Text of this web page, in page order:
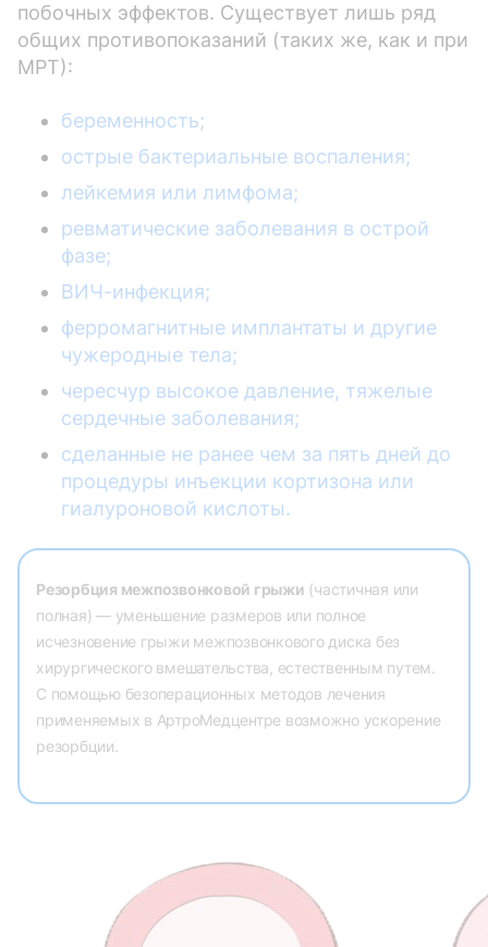
побочных эффектов. Существует лишь ряд
общих противопоказаний (таких же, как и при
МРТ):
беременность;
острые бактериальные воспаления;
лейкемия или лимфома;
ревматические заболевания в острой
фазе;
ВИЧ-инфекция;
ферромагнитные имплантаты и другие
чужеродные тела;
чересчур высокое давление, тяжелые
сердечные заболевания;
сделанные не ранее чем за пять дней до
процедуры инъекции кортизона или
гиалуроновой кислоты.
Резорбция межпозвонковой грыжи (частичная или
полная) — уменьшение размеров или полное
исчезновение грыжи межпозвонкового диска без
хирургического вмешательства, естественным путем.
С помощью безоперационных методов лечения
применяемых в АртроМедцентре возможно ускорение
резорбции.